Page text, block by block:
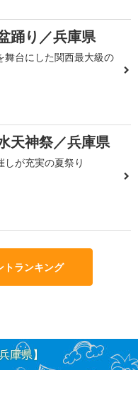
踊り／兵庫県
舞台にした関西最大級の
天神祭／兵庫県
しが充実の夏祭り
トランキング
庫県】